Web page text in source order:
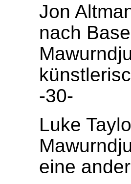
Jon
nach
-30-
Luke
eine